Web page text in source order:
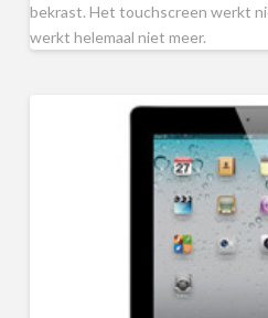
bekrast. Het touchscreen werkt
werkt helemaal niet meer.